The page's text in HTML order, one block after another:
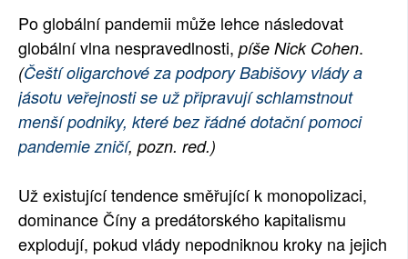
Po globální pandemii může lehce následovat
globální vlna nespravedlnosti, píše Nick Cohen.
(Čeští oligarchové za podpory Babišovy vlády a
jásotu veřejnosti se už připravují schlamstnout
menší podniky, které bez řádné dotační pomoci
pandemie zničí, pozn. red.)
Už existující tendence směřující k monopolizaci,
dominance Číny a predátorského kapitalismu
explodují, pokud vlády nepodniknou kroky na jejich